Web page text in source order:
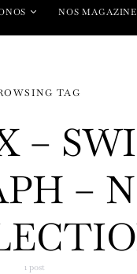
NOS
TAG
–
–
1 post